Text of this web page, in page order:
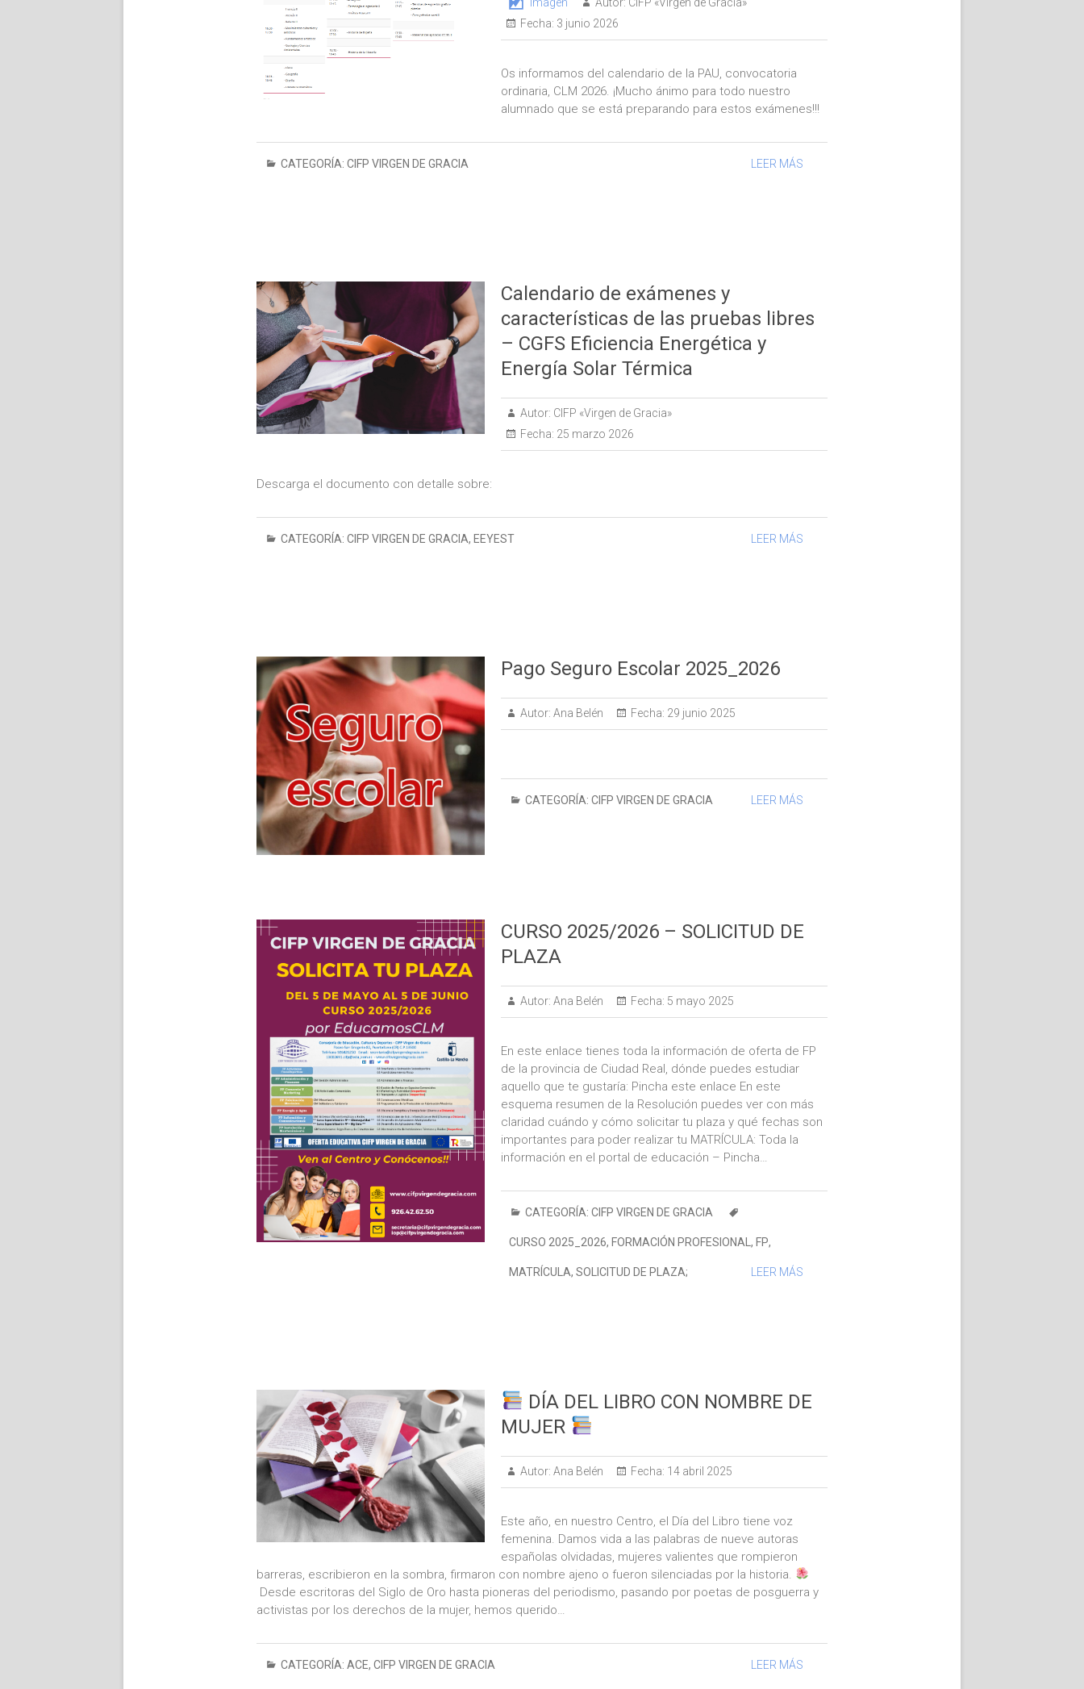
Fecha: 3 junio 2026
Os informamos del calendario de la PAU, convocatoria
ordinaria, CLM 2026. ¡Mucho ánimo para todo nuestro
alumnado que se está preparando para estos exámenes!!!
CATEGORÍA: CIFP VIRGEN DE GRACIA LEER MÁS
Calendario de exámenes y
características de las pruebas libres
– CGFS Eficiencia Energética y
Energía Solar Térmica
Autor: CIFP «Virgen de Gracia»
Fecha: 25 marzo 2026
Descarga el documento con detalle sobre:
CATEGORÍA: CIFP VIRGEN DE GRACIA, EEYEST LEER MÁS
Pago Seguro Escolar 2025_2026
Autor: Ana Belén Fecha: 29 junio 2025
CATEGORÍA:CIFP VIRGEN DE GRACIA LEER MÁS
CURSO 2025/2026 – SOLICITUD DE
PLAZA
Autor: Ana Belén Fecha: 5 mayo 2025
En este enlace tienes toda la información de oferta de FP
de la provincia de Ciudad Real, dónde puedes estudiar
aquello que te gustaría: Pincha este enlace En este
esquema resumen de la Resolución puedes ver con más
claridad cuándo y cómo solicitar tu plaza y qué fechas son
importantes para poder realizar tu MATRÍCULA: Toda la
información en el portal de educación – Pincha…
CATEGORÍA:CIFP VIRGEN DE GRACIA
CURSO 2025_2026, FORMACIÓN PROFESIONAL, FP,
MATRÍCULA,SOLICITUD DE PLAZA; LEER MÁS
DÍA DEL LIBRO CON NOMBRE DE
MUJER
Autor: Ana Belén Fecha: 14 abril 2025
Este año, en nuestro Centro, el Día del Libro tiene voz
femenina. Damos vida a las palabras de nueve autoras
españolas olvidadas, mujeres valientes que rompieron
barreras, escribieron en la sombra, firmaron con nombre ajeno o fueron silenciadas por la historia.
Desde escritoras del Siglo de Oro hasta pioneras del periodismo, pasando por poetas de posguerra y
activistas por los derechos de la mujer, hemos querido…
CATEGORÍA: ACE, CIFP VIRGEN DE GRACIA LEER MÁS